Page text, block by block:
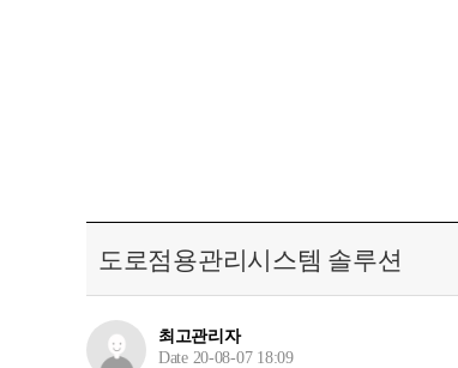
도로점용관리시스템 솔루션
최고관리자
Date 20-08-07 18:09